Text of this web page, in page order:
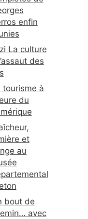
enfin
La culture
des
tourisme à
du
et
au
bout de
avec